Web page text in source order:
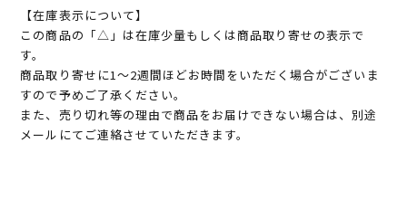
【在庫表示について】
この商品の「△」は在庫少量もしくは商品取り寄せの表示で
す。
商品取り寄せに1～2週間ほどお時間をいただく場合がございま
すので予めご了承ください。
また、売り切れ等の理由で商品をお届けできない場合は、別途
メールにてご連絡させていただきます。